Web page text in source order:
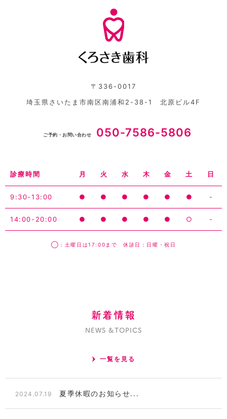
〒336-0017
埼玉県さいたま市南区南浦和2-38-1 北原ビル4F
ご予約・お問い合わせ 050-7586-5806
診療時間 月 火 水 木 金 土 日
9:30-13:00 ● ● ● ● ● ● -
14:00-20:00 ● ● ● ● ● ○ -
◯：土曜日は17:00まで 休診日：日曜・祝日
新着情報
NEWS &TOPICS
一覧を見る
2024.07.19 夏季休暇のお知らせ...